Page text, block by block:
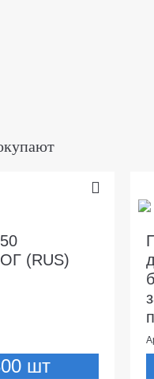
(RUS)
шт